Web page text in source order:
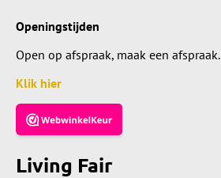
Openingstijden
Open op afspraak, maak een afspraak.
Klik hier
Living Fair